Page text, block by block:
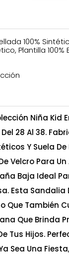
100%
Plantilla 100%
Niña Kid
28 Al 38.
Y Suela
Velcro Para Un
Baja Ideal
Esta Sandalia
Que También
Que Brinda
Tus Hijos.
Sea Una